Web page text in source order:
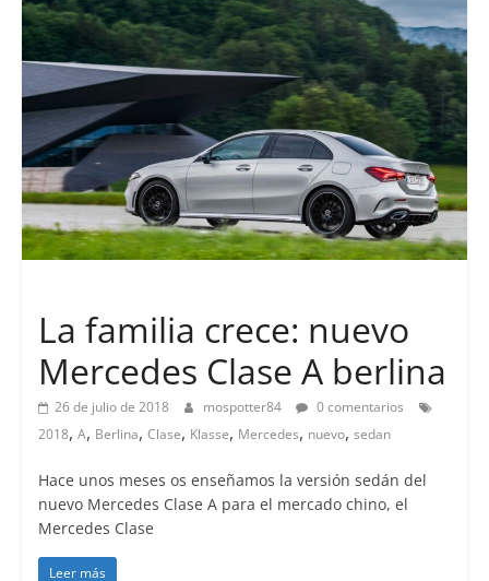
La familia crece: nuevo
Mercedes Clase A berlina
26 de julio de 2018 mospotter84
0 comentarios
2018, A, Berlina, Clase, Klasse, Mercedes, nuevo, sedan
Hace unos meses os enseñamos la versión sedán del
nuevo Mercedes Clase A para el mercado chino, el
Mercedes Clase
Leer más